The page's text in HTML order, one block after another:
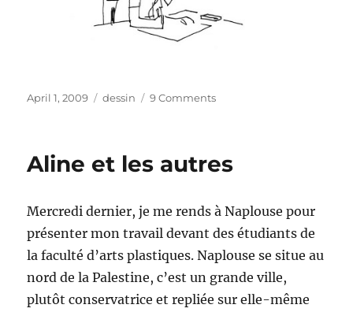
Posted
April 1, 2009 Categories
dessin 9 Commentson
l’église
Aline et les autres
Mercredi dernier, je me rends à Naplouse pour
présenter mon travail devant des étudiants de
la faculté d’arts plastiques. Naplouse se situe au
nord de la Palestine, c’est un grande ville,
plutôt conservatrice et repliée sur elle-même